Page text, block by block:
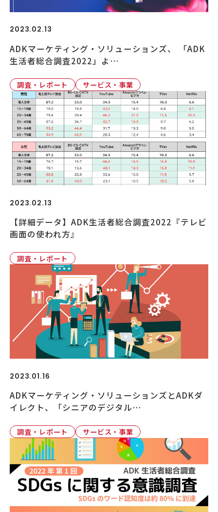
2023.02.13
ADKマーケティング・ソリューションズ、 「ADK
生活者総合調査2022」よ…
調査・レポート サービス・事業
2023.02.13
【詳細データ】ADK生活者総合調査2022『テレビ
画面の使われ方』
調査・レポート
2023.01.16
ADKマーケティング・ソリューションズとADKダ
イレクト、「シニアのデジタル…
調査・レポート サービス・事業